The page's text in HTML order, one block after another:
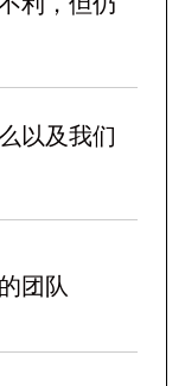
以及我们
团队